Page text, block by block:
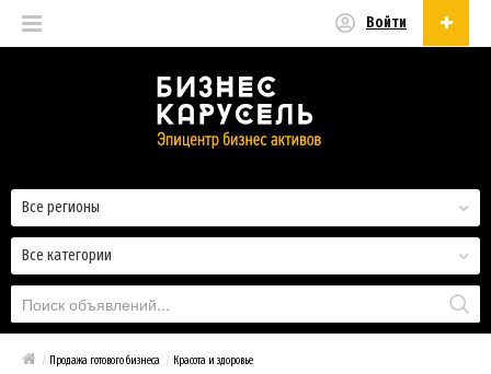
Войти
Все категории
Все регионы
/ Продажа готового бизнеса / Красота и здоровье